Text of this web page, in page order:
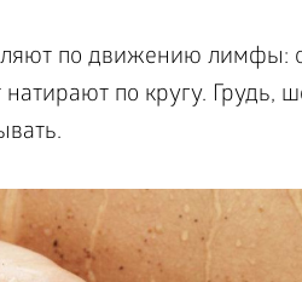
по движению лимфы:
по кругу. Грудь,